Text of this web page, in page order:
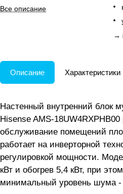
фильтром для офиса.
Все описание
→
Описание Характеристики
Настенный внутренний блок
Hisense AMS-18UW4RXPHB00
обслуживание помещений
работает на инверторной
регулировкой мощности.
кВт и обогрев 5,4 кВт, при
минимальный уровень шума -